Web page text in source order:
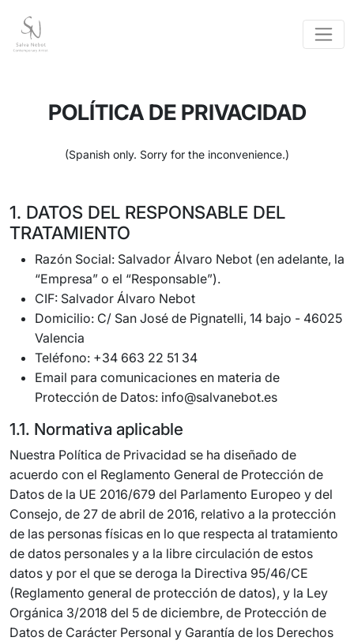
POLÍTICA DE PRIVACIDAD
(Spanish only. Sorry for the inconvenience.)
1. DATOS DEL RESPONSABLE DEL
TRATAMIENTO
Razón Social: Salvador Álvaro Nebot (en adelante, la
“Empresa” o el “Responsable”).
CIF: Salvador Álvaro Nebot
Domicilio: C/ San José de Pignatelli, 14 bajo - 46025
Valencia
Teléfono: +34 663 22 51 34
Email para comunicaciones en materia de
Protección de Datos: info@salvanebot.es
1.1. Normativa aplicable
Nuestra Política de Privacidad se ha diseñado de
acuerdo con el Reglamento General de Protección de
Datos de la UE 2016/679 del Parlamento Europeo y del
Consejo, de 27 de abril de 2016, relativo a la protección
de las personas físicas en lo que respecta al tratamiento
de datos personales y a la libre circulación de estos
datos y por el que se deroga la Directiva 95/46/CE
(Reglamento general de protección de datos), y la Ley
Orgánica 3/2018 del 5 de diciembre, de Protección de
Datos de Carácter Personal y Garantía de los Derechos